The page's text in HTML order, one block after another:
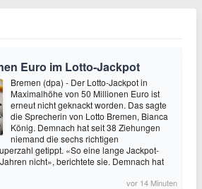
Euro im Lotto-Jackpot
Bremen (dpa) - Der Lotto-Jackpot in
Maximalhöhe von 50 Millionen Euro ist
erneut nicht geknackt worden. Das sagte
die Sprecherin von Lotto Bremen, Bianca
König. Demnach hat seit 38 Ziehungen
niemand die sechs richtigen
getippt. «So eine lange Jackpot-
nicht», berichtete sie. Demnach hat
vor 14 Minuten